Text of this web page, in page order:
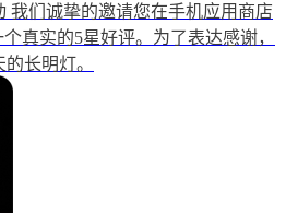
我们诚挚的邀请您在手机应用商店
真实的5星好评。为了表达感谢，
长明灯。